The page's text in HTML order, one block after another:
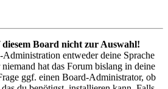
Board nicht zur Auswahl!
entweder deine Sprache
hat das Forum bislang in deine
ggf. einen Board-Administrator, ob